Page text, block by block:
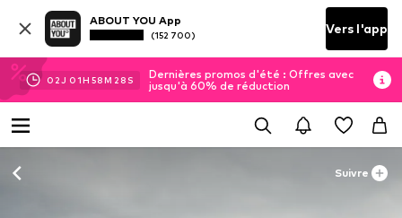
ABOUT YOU App
(152 700) Vers l'app
02J 01H 58M 28 S
Dernières promos d'été : Offres avec
jusqu'à 60% de réduction
Suivre